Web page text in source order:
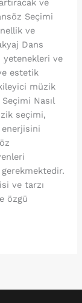
ve
Seçimi
ve
Dans
yetenekleri ve
estetik
müzik
Nasıl
seçimi,
ve tarzı
özgü